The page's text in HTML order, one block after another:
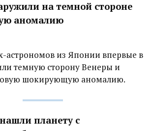
на темной стороне
аномалию
астрономов из Японии впервые в
темную сторону Венеры и
шокирующую аномалию.
планету с